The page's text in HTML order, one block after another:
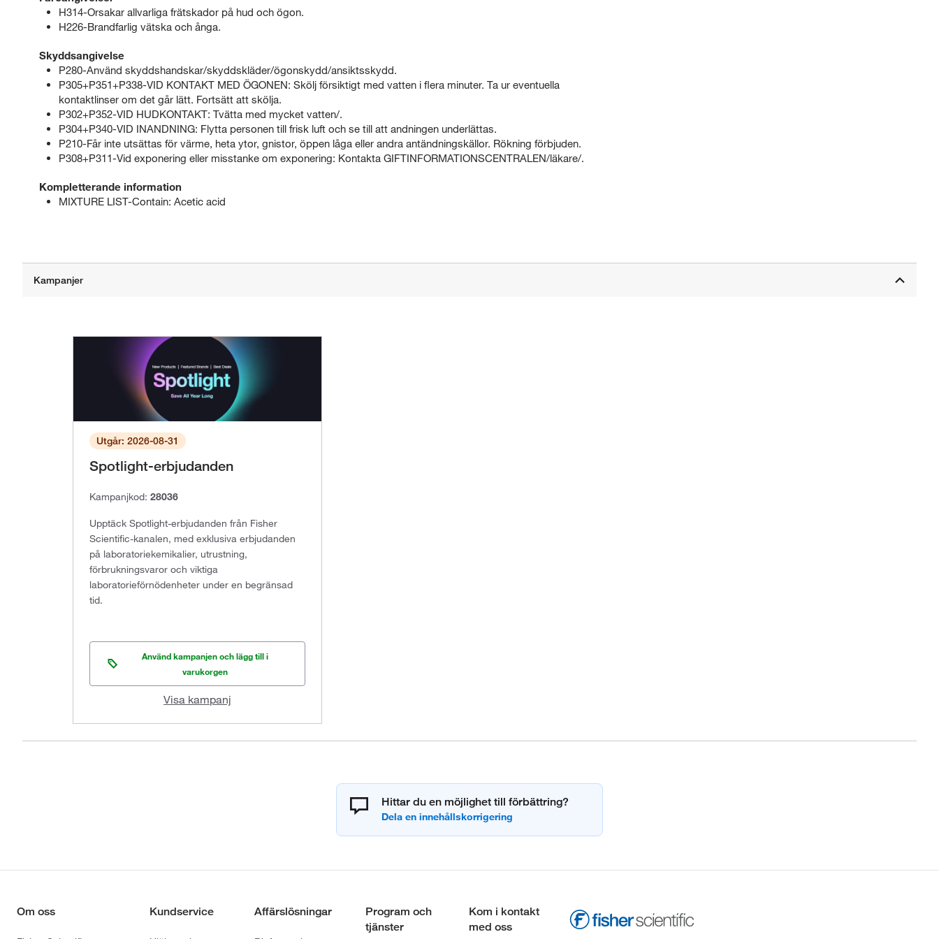
H314-Orsakar allvarliga frätskador på hud och ögon.
H226-Brandfarlig vätska och ånga.
Skyddsangivelse
P280-Använd skyddshandskar/skyddskläder/ögonskydd/ansiktsskydd.
P305+P351+P338-VID KONTAKT MED ÖGONEN: Skölj försiktigt med vatten i flera minuter. Ta ur eventuella
kontaktlinser om det går lätt. Fortsätt att skölja.
P302+P352-VID HUDKONTAKT: Tvätta med mycket vatten/.
P304+P340-VID INANDNING: Flytta personen till frisk luft och se till att andningen underlättas.
P210-Får inte utsättas för värme, heta ytor, gnistor, öppen låga eller andra antändningskällor. Rökning förbjuden.
P308+P311-Vid exponering eller misstanke om exponering: Kontakta GIFTINFORMATIONSCENTRALEN/läkare/.
Kompletterande information
MIXTURE LIST-Contain: Acetic acid
Utgår: 2026-08-31
Spotlight-erbjudanden
Kampanjkod: 28036
Upptäck Spotlight-erbjudanden från Fisher
Scientific-kanalen, med exklusiva erbjudanden
på laboratoriekemikalier, utrustning,
förbrukningsvaror och viktiga
laboratorieförnödenheter under en begränsad
tid.
Använd kampanjen och lägg till i
varukorgen
Visa kampanj
Hittar du en möjlighet till förbättring?
Om oss Kundservice Affärslösningar
Program och
tjänster
Kom i kontakt
med oss